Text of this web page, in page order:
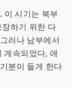
이 시기는 북부
하기 위한 다
러나 남부에서
계속되었다, 애
분이 들게 한다